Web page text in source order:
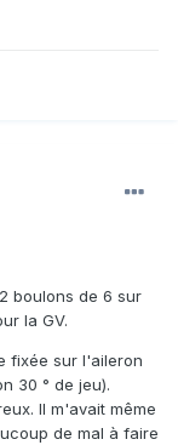
boulons de 6 sur
la GV.
fixée sur l'aileron
30 ° de jeu).
Il m'avait même
de mal à faire